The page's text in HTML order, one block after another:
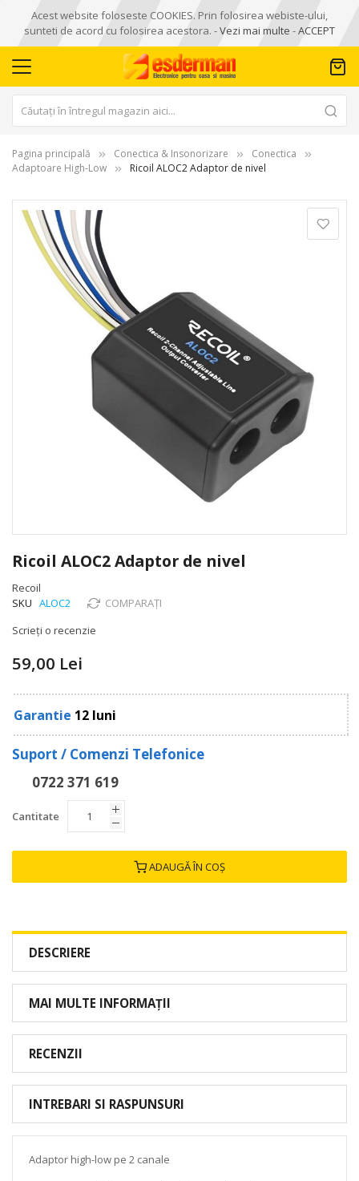
Acest website foloseste COOKIES. Prin folosirea webiste-ului,
sunteti de acord cu folosirea acestora. -Vezi mai multe -ACCEPT
Pagina principală Conectica & Insonorizare
Conectica
Adaptoare High-Low
Ricoil ALOC2 Adaptor de nivel
to
the
beginning
of
images
Ricoil ALOC2 Adaptor de nivel
Recoil
SKU ALOC2
COMPARAȚI
Scrieți o recenzie
59,00 Lei
Garantie 12 luni
Suport / Comenzi Telefonice
0722 371 619
Cantitate
ADAUGĂ ÎN COȘ
DESCRIERE
MAI MULTE INFORMAȚII
RECENZII
INTREBARI SI RASPUNSURI
Adaptor high-low pe 2 canale